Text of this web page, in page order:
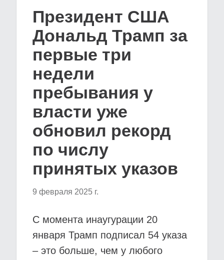
Президент США
Дональд Трамп за
первые три
недели
пребывания у
власти уже
обновил рекорд
по числу
принятых указов
9 февраля 2025 г.
С момента инаугурации 20
января Трамп подписал 54 указа
– это больше, чем у любого